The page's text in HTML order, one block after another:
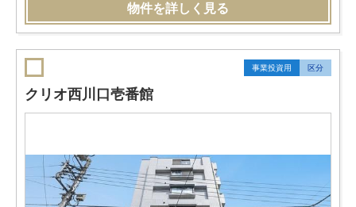
物件を詳しく見る
事業投資用 区分
クリオ西川口壱番館